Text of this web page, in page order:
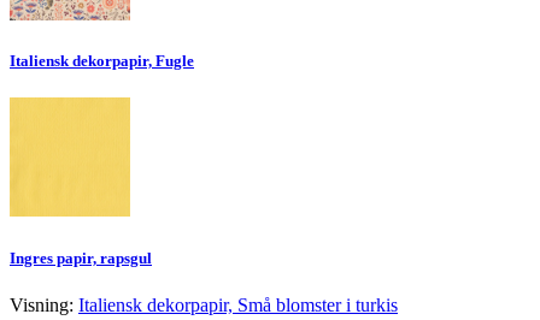
Italiensk dekorpapir, Fugle
Ingres papir, rapsgul
Visning: Italiensk dekorpapir, Små blomster i turkis